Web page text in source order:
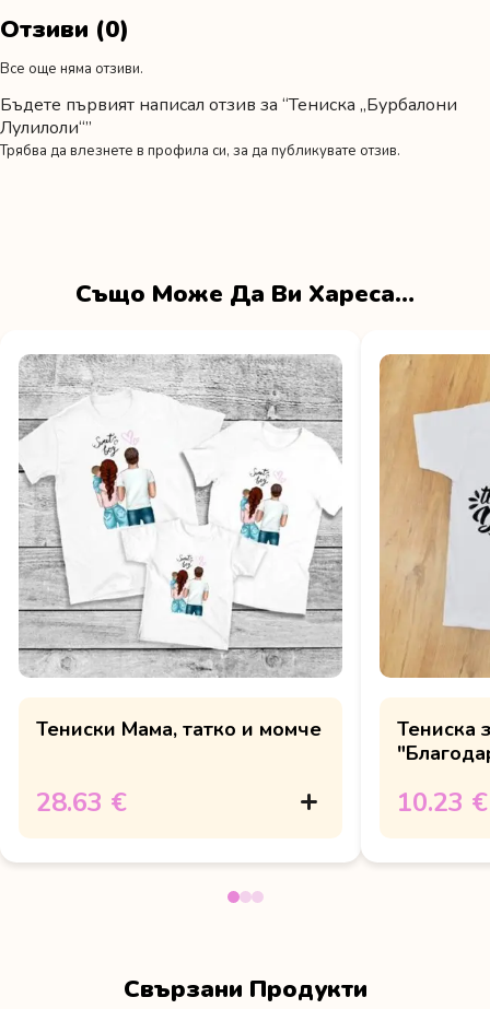
Отзиви (0)
Все още няма отзиви.
Бъдете първият написал отзив за “Тениска „Бурбалони
Лулилоли“”
Трябва да влезнете в профила си, за да публикувате отзив.
Също Може Да Ви Хареса…
Тениски Мама, татко и момче
28.63 €
Тениска
10.23 €
Свързани Продукти